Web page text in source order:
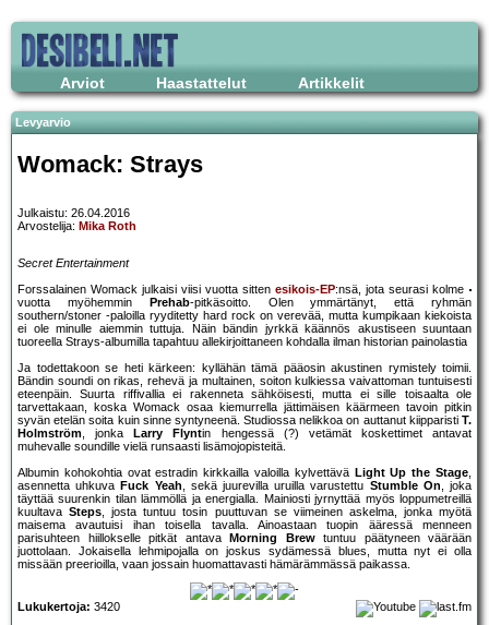
Arviot Haastattelut Artikkelit
Levyarvio
Womack: Strays
Julkaistu: 26.04.2016
Arvostelija: Mika Roth
Secret Entertainment
Forssalainen Womack julkaisi viisi vuotta sitten esikois-EP:nsä, jota seurasi kolme
vuotta myöhemmin
Prehab-pitkäsoitto. Olen ymmärtänyt, että ryhmän
southern/stoner -paloilla ryyditetty hard rock on verevää, mutta kumpikaan kiekoista
ei ole minulle aiemmin tuttuja. Näin bändin jyrkkä käännös akustiseen suuntaan
tuoreella Strays-albumilla tapahtuu allekirjoittaneen kohdalla ilman historian painolastia
Ja todettakoon se heti kärkeen: kyllähän tämä pääosin akustinen rymistely toimii.
Bändin soundi on rikas, rehevä ja multainen, soiton kulkiessa vaivattoman tuntuisesti
eteenpäin. Suurta riffivallia ei rakenneta sähköisesti, mutta ei sille toisaalta ole
tarvettakaan, koska Womack osaa kiemurrella jättimäisen käärmeen tavoin pitkin
syvän etelän soita kuin sinne syntyneenä. Studiossa nelikkoa on auttanut kiipparisti T.
Holmström, jonka Larry Flyntin hengessä (?) vetämät koskettimet antavat
muhevalle soundille vielä runsaasti lisämojopisteitä.
Albumin kohokohtia ovat estradin kirkkailla valoilla kylvettävä Light Up the Stage,
asennetta uhkuva Fuck Yeah, sekä juurevilla uruilla varustettu Stumble On, joka
täyttää suurenkin tilan lämmöllä ja energialla. Mainiosti jyrnyttää myös loppumetreillä
kuultavaSteps, josta tuntuu tosin puuttuvan se viimeinen askelma, jonka myötä
maisema avautuisi ihan toisella tavalla. Ainoastaan tuopin ääressä menneen
parisuhteen hiillokselle pitkät antava
Morning Brewtuntuu päätyneen väärään
juottolaan. Jokaisella lehmipojalla on joskus sydämessä blues, mutta nyt ei olla
missään preerioilla, vaan jossain huomattavasti hämärämmässä paikassa.
Lukukertoja: 3420